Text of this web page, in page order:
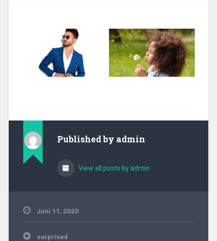
Published by admin
View all posts by admin
Juni 11, 2020
Beitragsnavigation
surprised